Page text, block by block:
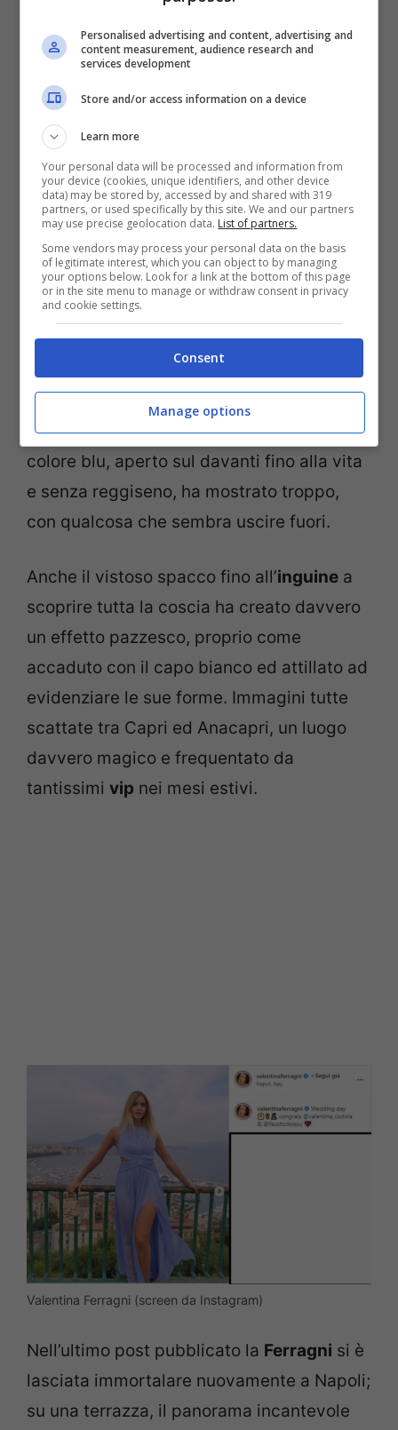
Valentina Ferragni (screen da Instagram)
Costumi miniad evidenziare le sue forme
e metterle in mostra, fino all’inguine e gran
parte deldécolletéma è bollente non solo
in costume. Devastante anche con indosso
vestiti leggeri, indossati
senza intimo
proprio come capitato recentemente; di
colore blu, aperto sul davanti fino alla vita
e senza reggiseno, ha mostrato troppo,
con qualcosa che sembra uscire fuori.
Anche il vistoso spacco fino all’inguine a
scoprire tutta la coscia ha creato davvero
un effetto pazzesco, proprio come
accaduto con il capo bianco ed attillato ad
evidenziare le sue forme. Immagini tutte
scattate tra Capri ed Anacapri, un luogo
davvero magico e frequentato da
tantissimi vip nei mesi estivi.
Valentina Ferragni (screen da Instagram)
Nell’ultimo post pubblicato la Ferragni si è
lasciata immortalare nuovamente a Napoli;
su una terrazza, il panorama incantevole
Personalised advertising and content, advertising and
content measurement, audience research and
services development
Store and/or access information on a device
Learn more
Your personal data will be processed and information from
your device (cookies, unique identifiers, and other device
data) may be stored by, accessed by and shared with 319
partners, or used specifically by this site. We and our partners
may use precise geolocation data. List of partners.
Some vendors may process your personal data on the basis
of legitimate interest, which you can object to by managing
your options below. Look for a link at the bottom of this page
or in the site menu to manage or withdraw consent in privacy
and cookie settings.
Consent
Manage options